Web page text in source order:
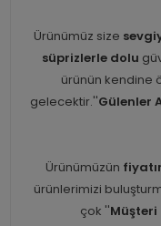
Ürünümüz size
süprizlerle dolu
ürünün kendine
gelecektir.''Gülenler
Ürünümüzün
ürünlerimizi
çok ''